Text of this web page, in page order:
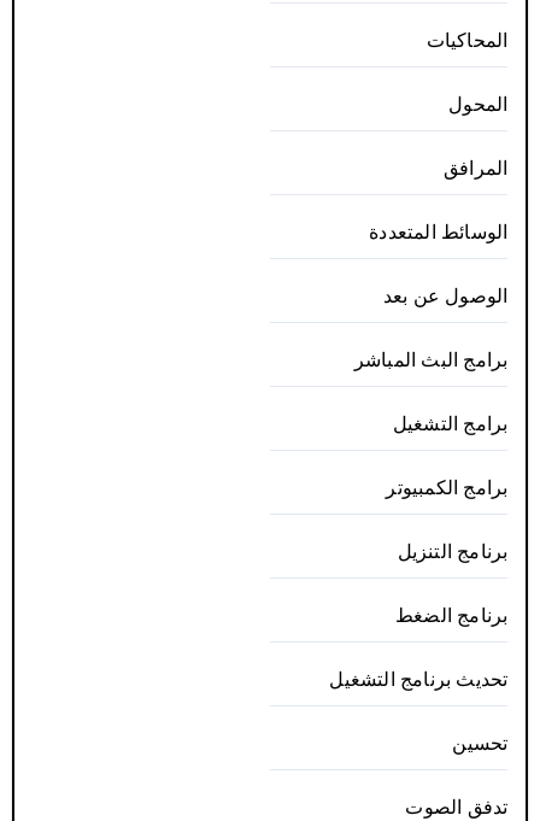
المحاكيات
المحول
المرافق
الوسائط المتعددة
الوصول عن بعد
برامج البث المباشر
برامج التشغيل
برامج الكمبيوتر
برنامج التنزيل
برنامج الضغط
تحديث برنامج التشغيل
تحسين
تدفق الصوت